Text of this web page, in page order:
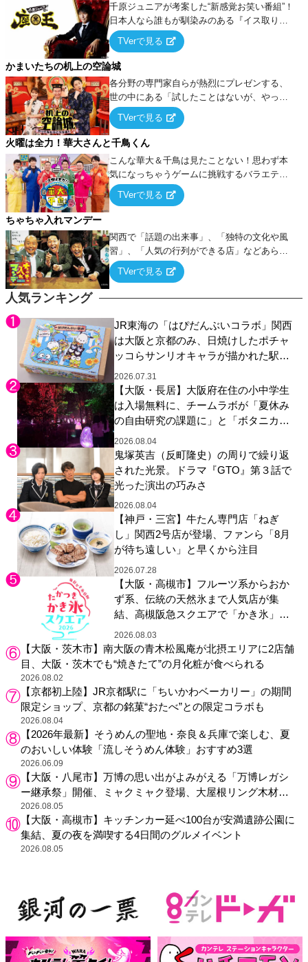
人気ランキング
JR東海の「はぴだんぶいコラボ」関西
は大阪と京都のみ、日焼けしたポチャ
ッコらサンリオキャラが描かれた駅弁
やグッズが登場
2026.07.31
【大阪・長居】大阪府在住の小中学生
は入場無料に、チームラボが「夏休み
の自由研究の課題に」と「ボタニカル
ガーデン 大阪」へ招待
2026.08.04
鬼塚英吉（反町隆史）の周りで繰り返
された光景。ドラマ『GTO』第３話で
光った演出の巧みさ
2026.08.04
【神戸・三宮】牛たん専門店「ねぎ
し」関西2号店が登場、ファンら「8月
が待ち遠しい」と早くから注目
2026.07.28
【大阪・高槻市】フルーツ系からおか
ず系、伝統の天然氷まで人気店が集
結、高槻阪急スクエアで「かき氷」祭
り
2026.08.03
【大阪・茨木市】南大阪の青木松風庵が北摂エリアに2店舗
目、大阪・茨木でも“焼きたて”の月化粧が食べられる
2026.08.02
【京都初上陸】JR京都駅に「ちいかわベーカリー」の期間
限定ショップ、京都の銘菓“おたべ”との限定コラボも
2026.08.04
【2026年最新】そうめんの聖地・奈良＆兵庫で楽しむ、夏
のおいしい体験「流しそうめん体験」おすすめ3選
2026.06.09
【大阪・八尾市】万博の思い出がよみがえる「万博レガシ
ー継承祭」開催、ミャクミャク登場、大屋根リング木材展
示も
2026.08.05
【大阪・高槻市】キッチンカー延べ100台が安満遺跡公園に
集結、夏の夜を満喫する4日間のグルメイベント
2026.08.05
千原ジュニアが考案した“新感覚お笑い番組”！
日本人なら誰もが馴染みのある『イス取りゲ
ーム』をベースに、大喜利・ギャグ・モノボ
ケ・歌…など様々なお題で芸人がショートネ
タを競い合う！
TVerで見る
かまいたちの机上の空論城
各分野の専門家自らが熱烈にプレゼンする、
世の中にある「試したことはないが、やって
みたらこうなる！…ハズ」という“机上の空
論”に若手芸人らがカラダを張って挑む！
TVerで見る
火曜は全力！華大さんと千鳥くん
こんな華大＆千鳥は見たことない！思わず本
気になっちゃうゲームに挑戦するバラエティ
ー！
TVerで見る
ちゃちゃ入れマンデー
関西で「話題の出来事」、「独特の文化や風
習」、「人気の行列ができる店」などあらゆ
るテーマについて好き放題にちゃちゃを入れ
ていく関西色を前面に押し出したトークバラ
TVerで見る